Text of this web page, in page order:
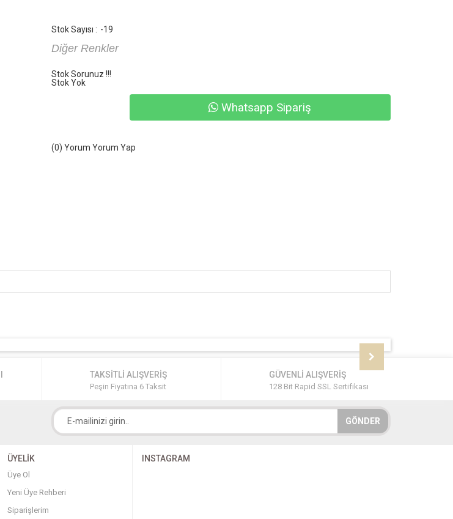
Stok Sayısı : -19
Diğer Renkler
Stok Sorunuz !!!
Stok Yok
Whatsapp Sipariş
(0) Yorum Yorum Yap
TAKSİTLİ ALIŞVERİŞ
Peşin Fiyatına 6 Taksit
GÜVENLİ ALIŞVERİŞ
128 Bit Rapid SSL Sertifikası
GÖNDER
ÜYELİK
Üye Ol
Yeni Üye Rehberi
Siparişlerim
INSTAGRAM